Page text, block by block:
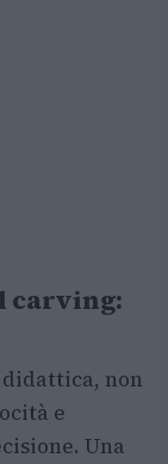
carving:
non
e
Una